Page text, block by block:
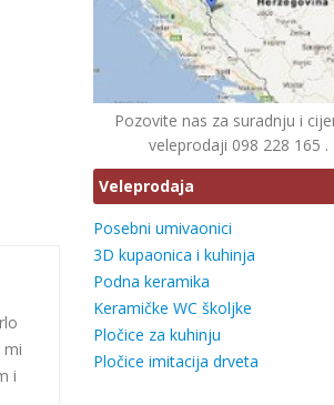
mi
i
Pozovite nas za suradnju i
veleprodaji 098 228 165 .
Veleprodaja
Posebni umivaonici
3D kupaonica i kuhinja
Podna keramika
Keramičke WC školjke
Pločice za kuhinju
Pločice imitacija drveta